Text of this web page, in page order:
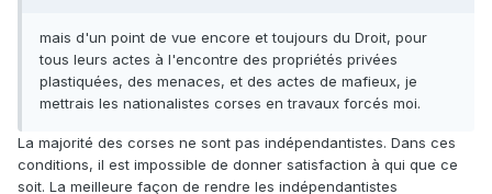
mais d'un point de vue encore et toujours du Droit, pour
tous leurs actes à l'encontre des propriétés privées
plastiquées, des menaces, et des actes de mafieux, je
mettrais les nationalistes corses en travaux forcés moi.
La majorité des corses ne sont pas indépendantistes. Dans ces
conditions, il est impossible de donner satisfaction à qui que ce
soit. La meilleure façon de rendre les indépendantistes